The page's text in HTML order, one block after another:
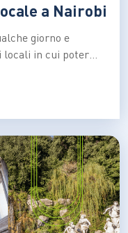
a Nairobi
giorno e
locali in cui poter
kenyano? Allora
di sandali con